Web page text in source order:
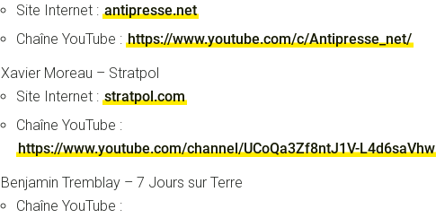
Site Internet : antipresse.net
Chaîne YouTube : https://www.youtube.com/c/Antipresse_net/
Xavier Moreau – Stratpol
Site Internet : stratpol.com
Chaîne YouTube :
https://www.youtube.com/channel/UCoQa3Zf8ntJ1V-L4d6saVhw
Benjamin Tremblay – 7 Jours sur Terre
Chaîne YouTube :